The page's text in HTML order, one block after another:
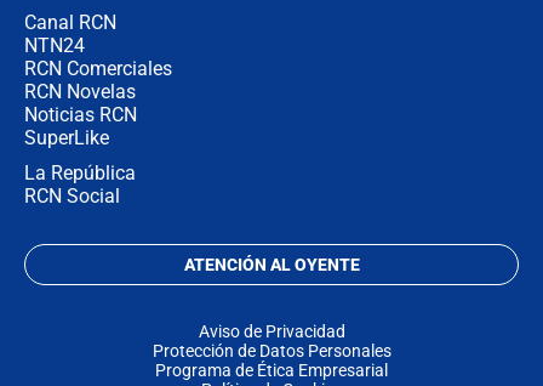
Canal RCN
NTN24
RCN Comerciales
RCN Novelas
Noticias RCN
SuperLike
La República
RCN Social
ATENCIÓN AL OYENTE
Aviso de Privacidad
Protección de Datos Personales
Programa de Ética Empresarial